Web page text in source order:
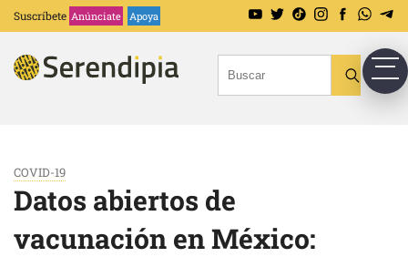
Suscríbete Anúnciate Apoya
COVID-19
Datos abiertos de
vacunación en México: